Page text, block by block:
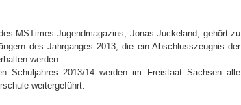
MSTimes-Jugendmagazins, Jonas Juckeland, gehört zu
des Jahrganges 2013, die ein Abschlusszeugnis der
werden.
Schuljahres 2013/14 werden im Freistaat Sachsen alle
weitergeführt.